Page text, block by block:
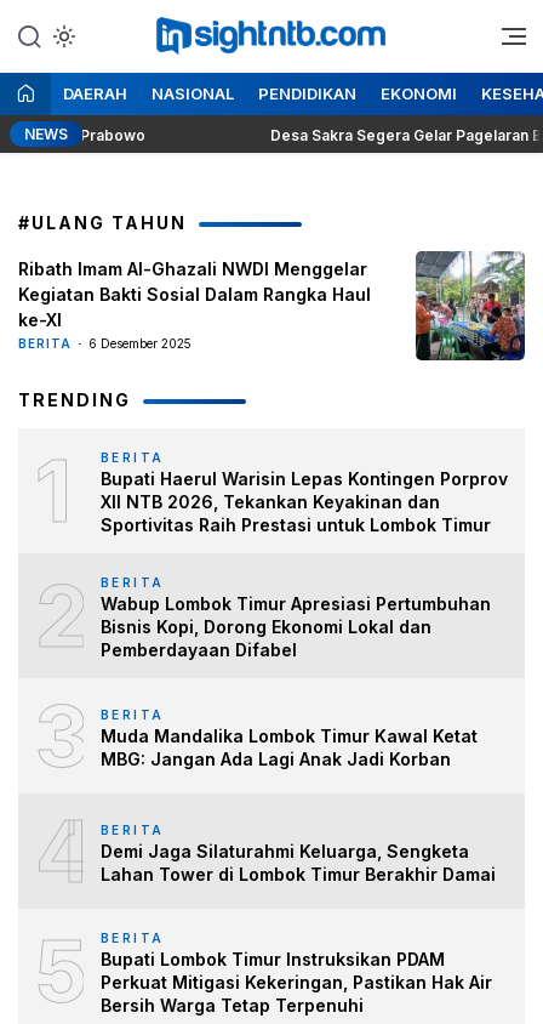
ke
konten
Insight NTB
Berita Seputar NTB
DAERAH NASIONAL PENDIDIKAN EKONOMI
NEWSPrabowo Desa Sakra Segera Gelar Pagelaran
#ULANG TAHUN
Ribath Imam Al-Ghazali NWDI Menggelar
Kegiatan Bakti Sosial Dalam Rangka Haul
ke-XI
BERITA 6 Desember 2025
TRENDING
1 BERITA
Bupati Haerul Warisin Lepas Kontingen Porprov
XII NTB 2026, Tekankan Keyakinan dan
Sportivitas Raih Prestasi untuk Lombok Timur
2 BERITA
Wabup Lombok Timur Apresiasi Pertumbuhan
Bisnis Kopi, Dorong Ekonomi Lokal dan
Pemberdayaan Difabel
3 BERITA
Muda Mandalika Lombok Timur Kawal Ketat
MBG: Jangan Ada Lagi Anak Jadi Korban
4 BERITA
Demi Jaga Silaturahmi Keluarga, Sengketa
Lahan Tower di Lombok Timur Berakhir Damai
5 BERITA
Bupati Lombok Timur Instruksikan PDAM
Perkuat Mitigasi Kekeringan, Pastikan Hak Air
Bersih Warga Tetap Terpenuhi